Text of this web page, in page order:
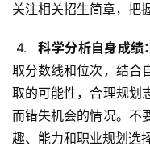
关注相关招生简章，把
4.
科学分析自身成绩
取分数线和位次，结合
取的可能性，合理规划
而错失机会的情况。不
趣、能力和职业规划选